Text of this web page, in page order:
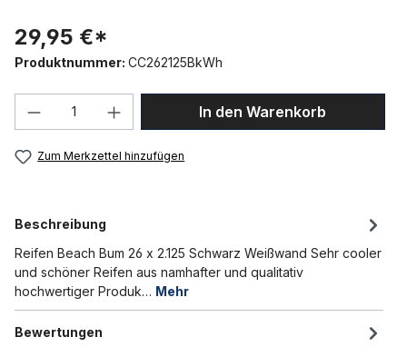
29,95 €*
Produktnummer: CC262125BkWh
Produkt Anzahl: Gib den gewünschten
In den Warenkorb
Zum Merkzettel hinzufügen
Beschreibung
Reifen Beach Bum 26 x 2.125 Schwarz Weißwand Sehr cooler
und schöner Reifen aus namhafter und qualitativ
hochwertiger Produk… Mehr
Bewertungen